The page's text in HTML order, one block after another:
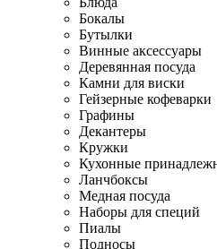
Бокалы
Бутылки
Винные аксессуары
Деревянная посуда
Камни для виски
Гейзерные кофеварки
Графины
Декантеры
Кружки
Кухонные
Ланчбоксы
Медная посуда
Наборы для специй
Пиалы
Подносы